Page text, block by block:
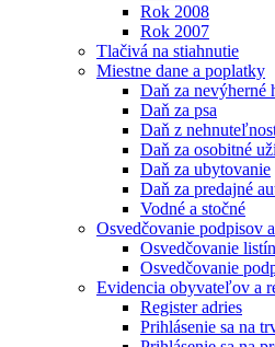
Rok 2008
Rok 2007
Tlačivá na stiahnutie
Miestne dane a poplatky
Daň za nevýherné
Daň za psa
Daň z
Daň za osobitné
Daň za ubytovanie
Daň za predajné
Vodné a stočné
Osvedčovanie podpisov
Osvedčovanie listín
Osvedčovanie
Evidencia obyvateľov a
Register adries
Prihlásenie sa na